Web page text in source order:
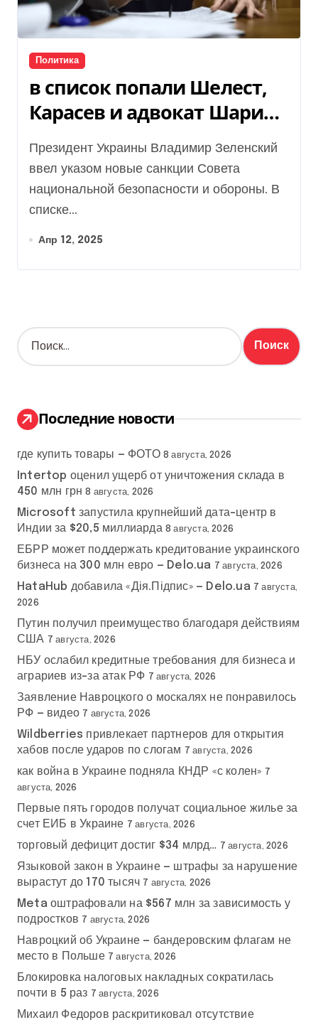
Политика
в список попали Шелест,
Карасев и адвокат Шария
(документ)
Президент Украины Владимир Зеленский
ввел указом новые санкции Совета
национальной безопасности и обороны. В
списке...
Апр 12, 2025
Н
а
:
Последние новости
где купить товары — ФОТО 8 августа, 2026
Intertop оценил ущерб от уничтожения склада в
450 млн грн 8 августа, 2026
Microsoft запустила крупнейший дата-центр в
Индии за $20,5 миллиарда 8 августа, 2026
ЕБРР может поддержать кредитование украинского
бизнеса на 300 млн евро — Delo.ua 7 августа, 2026
HataHub добавила «Дія.Підпис» — Delo.ua 7 августа,
2026
Путин получил преимущество благодаря действиям
США 7 августа, 2026
НБУ ослабил кредитные требования для бизнеса и
аграриев из-за атак РФ 7 августа, 2026
Заявление Навроцкого о москалях не понравилось
РФ — видео 7 августа, 2026
Wildberries привлекает партнеров для открытия
хабов после ударов по слогам 7 августа, 2026
как война в Украине подняла КНДР «с колен» 7
августа, 2026
Первые пять городов получат социальное жилье за
счет ЕИБ в Украине 7 августа, 2026
торговый дефицит достиг $34 млрд… 7 августа, 2026
Языковой закон в Украине — штрафы за нарушение
вырастут до 170 тысяч 7 августа, 2026
Meta оштрафовали на $567 млн за зависимость у
подростков 7 августа, 2026
Навроцкий об Украине — бандеровским флагам не
место в Польше 7 августа, 2026
Блокировка налоговых накладных сократилась
почти в 5 раз 7 августа, 2026
Михаил Федоров раскритиковал отсутствие